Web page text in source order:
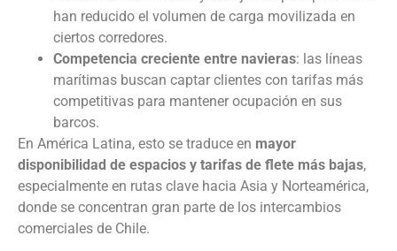
han reducido el volumen de carga movilizada en
ciertos corredores.
Competencia creciente entre navieras: las líneas
marítimas buscan captar clientes con tarifas más
competitivas para mantener ocupación en sus
barcos.
En América Latina, esto se traduce en mayor
disponibilidad de espacios y tarifas de flete más bajas,
especialmente en rutas clave hacia Asia y Norteamérica,
donde se concentran gran parte de los intercambios
comerciales de Chile.